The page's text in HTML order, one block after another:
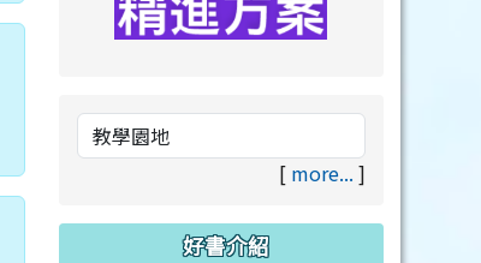
[ more... ]
好書介紹